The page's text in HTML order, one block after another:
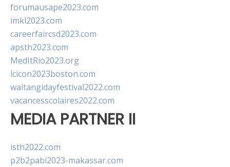
forumausape2023.com
imkl2023.com
careerfaircsd2023.com
apsth2023.com
MedItRio2023.org
lcicon2023boston.com
waitangidayfestival2022.com
vacancesscolaires2022.com
MEDIA PARTNER II
isth2022.com
p2b2pabi2023-makassar.com